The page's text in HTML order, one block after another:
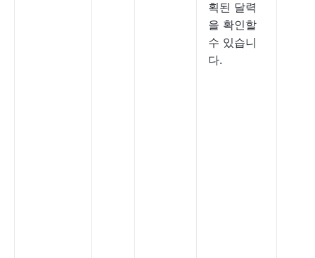
획된 달력
을 확인할
수 있습니
다.